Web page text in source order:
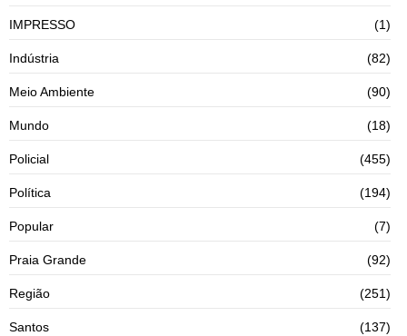
IMPRESSO (1)
Indústria (82)
Meio Ambiente (90)
Mundo (18)
Policial (455)
Política (194)
Popular (7)
Praia Grande (92)
Região (251)
Santos (137)